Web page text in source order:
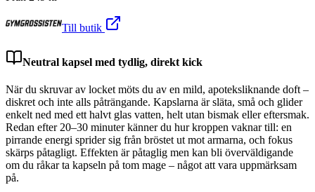
Till butik
Neutral kapsel med tydlig, direkt kick
När du skruvar av locket möts du av en mild, apoteksliknande doft –
diskret och inte alls påträngande. Kapslarna är släta, små och glider
enkelt ned med ett halvt glas vatten, helt utan bismak eller eftersmak.
Redan efter 20–30 minuter känner du hur kroppen vaknar till: en
pirrande energi sprider sig från bröstet ut mot armarna, och fokus
skärps påtagligt. Effekten är påtaglig men kan bli överväldigande
om du råkar ta kapseln på tom mage – något att vara uppmärksam
på.